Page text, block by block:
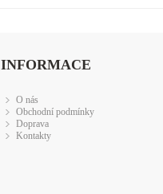
INFORMACE
O nás
Obchodní podmínky
Doprava
Kontakty